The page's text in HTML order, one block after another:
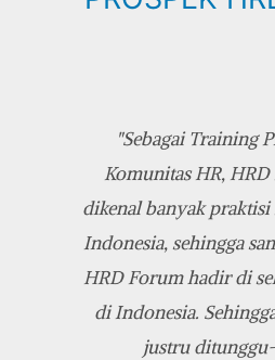
"Sebagai Training
Komunitas HR,
dikenal banyak
Indonesia, sehingga
HRD Forum hadir di
di Indonesia.
justru